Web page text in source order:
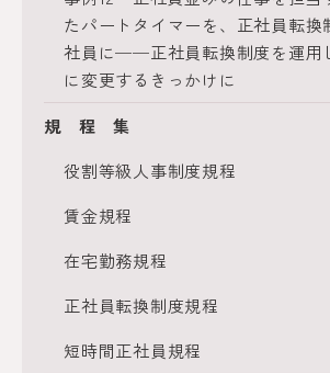
たパートタイマーを、正社員転換
社員に──正社員転換制度を運用
に変更するきっかけに
規 程 集
役割等級人事制度規程
賃金規程
在宅勤務規程
正社員転換制度規程
短時間正社員規程